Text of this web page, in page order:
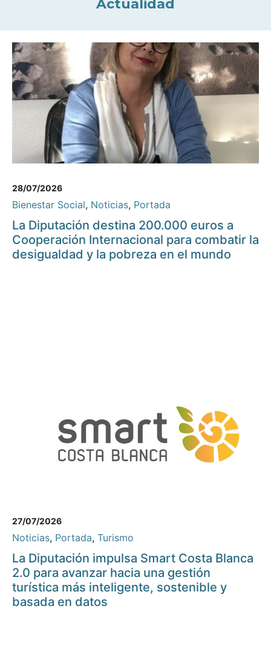
Actualidad
28/07/2026
Bienestar Social, Noticias, Portada
La Diputación destina 200.000 euros a
Cooperación Internacional para combatir la
desigualdad y la pobreza en el mundo
27/07/2026
Noticias, Portada, Turismo
La Diputación impulsa Smart Costa Blanca
2.0 para avanzar hacia una gestión
turística más inteligente, sostenible y
basada en datos